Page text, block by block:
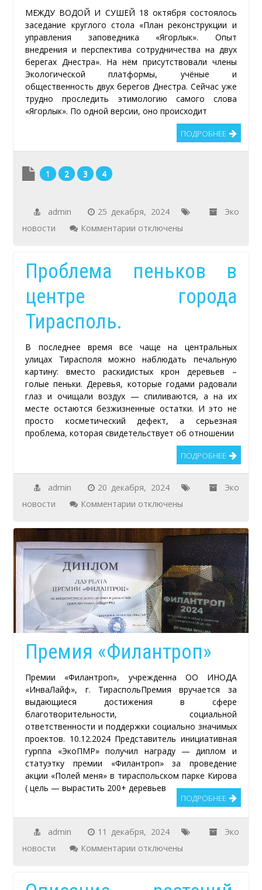
МЕЖДУ ВОДОЙ И СУШЕЙ 18 октября состоялось
заседание круглого стола «План реконструкции и
управления заповедника «Ягорлык». Опыт
внедрения и перспектива сотрудничества на двух
берегах Днестра». На нём присутствовали члены
Экологической платформы, учёные и
общественность двух берегов Днестра. Сейчас уже
трудно проследить этимологию самого слова
«Ягорлык». По одной версии, оно происходит
ПОДРОБНЕЕ
1 2 3 4
admin 25 декабря, 2024
Эко
новости
Комментарии к
стол
заповедника
«Ягорлык».
отключены
Проблема пеньков в
центре города
Тирасполь.
В последнее время все чаще на центральных
улицах Тирасполя можно наблюдать печальную
картину: вместо раскидистых крон деревьев –
голые пеньки. Деревья, которые годами радовали
глаз и очищали воздух — спиливаются, а на их
месте остаются безжизненные остатки. И это не
просто косметический дефект, а серьезная
проблема, которая свидетельствует об отношении
ПОДРОБНЕЕ
admin 20 декабря, 2024
Эко
новости
Комментарии к
Проблема
пеньков
центре
города
Тирасполь.
отключены
Премия «Филантроп»
Премии «Филантроп», учрежденна ОО ИНОДА
«ИнваЛайф», г. ТираспольПремия вручается за
выдающиеся достижения в сфере
благотворительности, социальной
ответственности и поддержки социально значимых
проектов. 10.12.2024 Представитель инициативная
гурппа «ЭкоПМР» получил награду — диплом и
статуэтку премии «Филантроп» за проведение
акции «Полей меня» в тираспольском парке Кирова
( цель — вырастить 200+ деревьев
ПОДРОБНЕЕ
admin 11 декабря, 2024
Эко
новости
Комментарии котключены